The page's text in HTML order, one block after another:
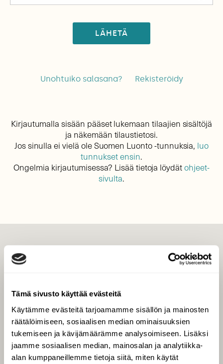
Tämä sivusto käyttää evästeitä
Käytämme evästeitä tarjoamamme sisällön ja mainosten
räätälöimiseen, sosiaalisen median ominaisuuksien
tukemiseen ja kävijämäärämme analysoimiseen. Lisäksi
jaamme sosiaalisen median, mainosalan ja analytiikka-
alan kumppaneillemme tietoja siitä, miten käytät
LÄHETÄ
Unohtuiko salasana? Rekisteröidy
Kirjautumalla sisään pääset lukemaan tilaajien sisältöjä
ja näkemään tilaustietosi.
Jos sinulla ei vielä ole Suomen Luonto -tunnuksia, luo
tunnukset ensin.
Ongelmia kirjautumisessa? Lisää tietoja löydätohjeet-
sivulta.
Tilaa digilukuoikeus
Äänestä parasta juttua
Tilaa uutiskirje